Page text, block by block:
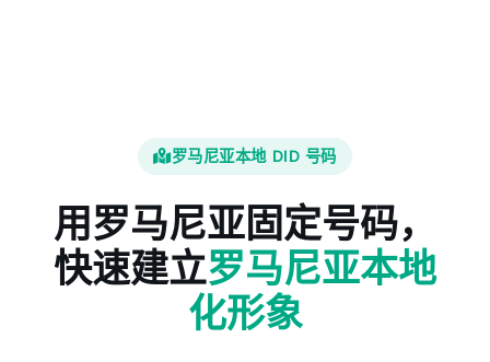
罗马尼亚本地 DID 号码
用罗马尼亚固定号码，
快速建立罗马尼亚本地
化形象